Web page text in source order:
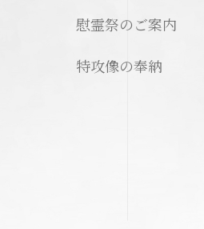
慰霊祭のご案内
特攻像の奉納